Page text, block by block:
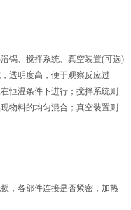
锅、搅拌系统、真空装置(可选)
透明度高，便于观察反应过
恒温条件下进行；搅拌系统则
物料的均匀混合；真空装置则
，各部件连接是否紧密，加热